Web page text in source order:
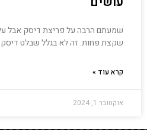
שמעתם הרבה על פריצת דיסק אבל
שקצת פחות. זה לא בגלל שבלט דיסק
קרא עוד »
אוקטובר 1, 2024